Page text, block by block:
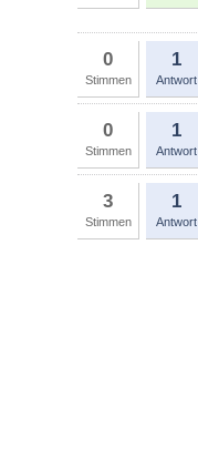
0
Stimmen
1
Antwort
0
Stimmen
1
Antwort
3
Stimmen
1
Antwort